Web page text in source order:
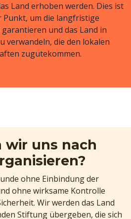
Land erhoben werden. Dies ist
Punkt, um die langfristige
und das Land in
verwandeln, die den lokalen
zugutekommen.
wir uns nach
ohne Einbindung der
ohne wirksame Kontrolle
Wir werden das Land
Stiftung übergeben, die sich